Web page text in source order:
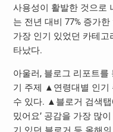
사용성이 활발한 것으로
는 전년 대비 77% 증가
가장 인기 있었던 카테
타났다.
아울러, 블로그 리포트
기 주제 ▲연령대별 인기
수 있다. ▲블로거 검색
밌어요’ 공감을 가장 많